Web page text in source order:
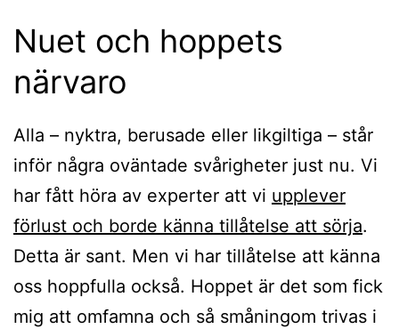
Nuet och hoppets
närvaro
Alla – nyktra, berusade eller likgiltiga – står
inför några oväntade svårigheter just nu. Vi
har fått höra av experter att vi upplever
förlust och borde känna tillåtelse att sörja.
Detta är sant. Men vi har tillåtelse att känna
oss hoppfulla också. Hoppet är det som fick
mig att omfamna och så småningom trivas i